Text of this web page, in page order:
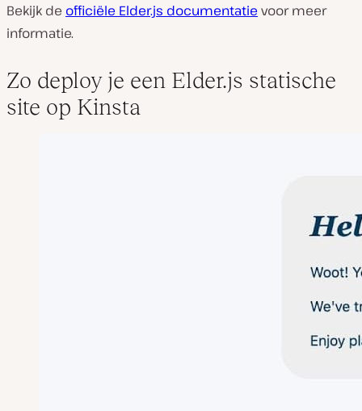
Bekijk de officiële Elder.js documentatie voor meer
informatie.
Zo deploy je een Elder.js statische
site op Kinsta